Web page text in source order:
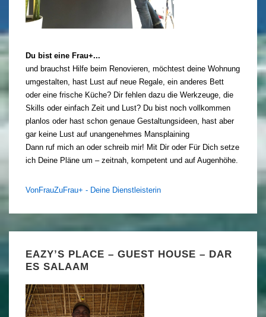
Du bist eine Frau+...
und brauchst Hilfe beim Renovieren, möchtest deine Wohnung
umgestalten, hast Lust auf neue Regale, ein anderes Bett
oder eine frische Küche? Dir fehlen dazu die Werkzeuge, die
Skills oder einfach Zeit und Lust? Du bist noch vollkommen
planlos oder hast schon genaue Gestaltungsideen, hast aber
gar keine Lust auf unangenehmes Mansplaining
Dann ruf mich an oder schreib mir! Mit Dir oder Für Dich setze
ich Deine Pläne um – zeitnah, kompetent und auf Augenhöhe.
VonFrauZuFrau+ - Deine Dienstleisterin
EAZY’S PLACE – GUEST HOUSE – DAR
ES SALAAM